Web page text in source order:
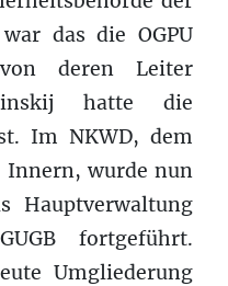
das die OGPU
deren Leiter
hatte die
Im NKWD, dem
Innern, wurde nun
Hauptverwaltung
fortgeführt.
Umgliederung